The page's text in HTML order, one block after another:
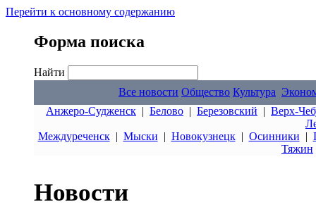
Перейти к основному содержанию
Форма поиска
Найти
Все новости Общество Культура
Анжеро-Судженск | Белово | Березовский | Верх-
Междуреченск| Мыски | Новокузнецк| Осинники |
Тяжин
Новости